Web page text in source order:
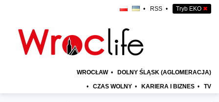
• RSS • Tryb EKO ✖
WROCŁAW • DOLNY ŚLĄSK (AGLOMERACJA)
• CZAS WOLNY • KARIERA I BIZNES • TV